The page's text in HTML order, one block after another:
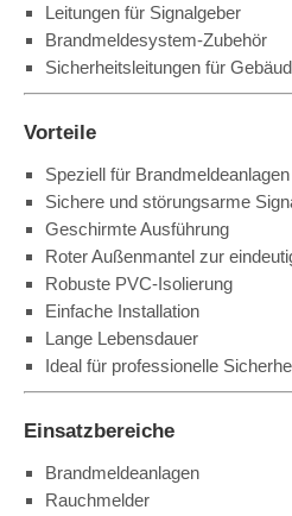
Leitungen für Signalgeber
Brandmeldesystem-Zubehör
Sicherheitsleitungen für
Vorteile
Speziell für
Sichere und störungsarme
Geschirmte Ausführung
Roter Außenmantel zur
Robuste PVC-Isolierung
Einfache Installation
Lange Lebensdauer
Ideal für professionelle
Einsatzbereiche
Brandmeldeanlagen
Rauchmelder